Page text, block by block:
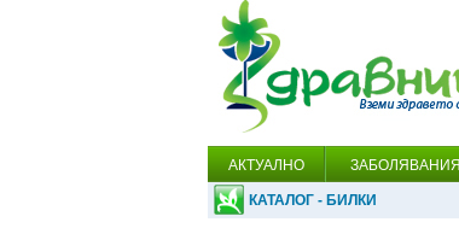
АКТУАЛНО ЗАБОЛЯВАНИЯ
КАТАЛОГ - БИЛКИ